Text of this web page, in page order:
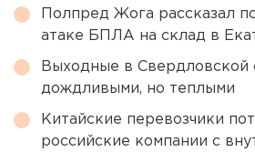
Полпред Жога рассказал
атаке БПЛА на склад в
Выходные в Свердловской
дождливыми, но теплыми
Китайские перевозчики
российские компании с